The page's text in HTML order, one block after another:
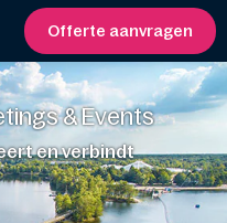
Offerte aanvragen
& Events
en verbindt